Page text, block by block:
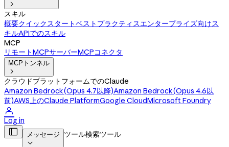

スキル
概要クイックスタートベストプラクティスエンタープライズ向けス
キルAPIでのスキル
MCP
リモートMCPサーバーMCPコネクタ
MCPトンネル

クラウドプラットフォームでのClaude
Amazon Bedrock(Opus 4.7以降)Amazon Bedrock(Opus 4.6以
前)AWS上のClaude PlatformGoogle CloudMicrosoft Foundry

Log in
 メッセージ

ツール検索ツール